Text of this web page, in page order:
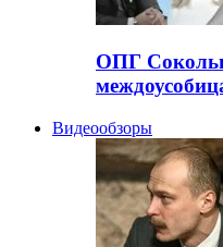
ОПГ
Видеообзоры